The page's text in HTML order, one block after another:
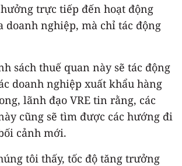
trực tiếp đến hoạt động
doanh nghiệp, mà chỉ tác động
sách thuế quan này sẽ tác động
doanh nghiệp xuất khẩu hàng
lãnh đạo VRE tin rằng, các
cũng sẽ tìm được các hướng đi
cảnh mới.
tôi thấy, tốc độ tăng trưởng